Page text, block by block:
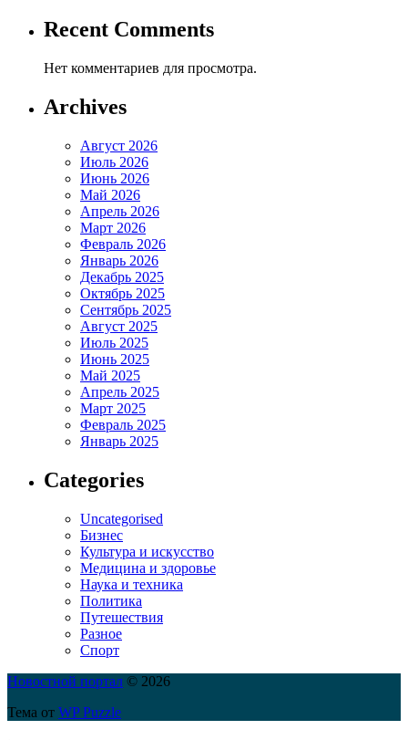
Recent Comments
Нет комментариев для просмотра.
Archives
Август 2026
Июль 2026
Июнь 2026
Май 2026
Апрель 2026
Март 2026
Февраль 2026
Январь 2026
Декабрь 2025
Октябрь 2025
Сентябрь 2025
Август 2025
Июль 2025
Июнь 2025
Май 2025
Апрель 2025
Март 2025
Февраль 2025
Январь 2025
Categories
Uncategorised
Бизнес
Культура и искусство
Медицина и здоровье
Наука и техника
Политика
Путешествия
Разное
Спорт
Новостной портал © 2026
Тема от WP Puzzle